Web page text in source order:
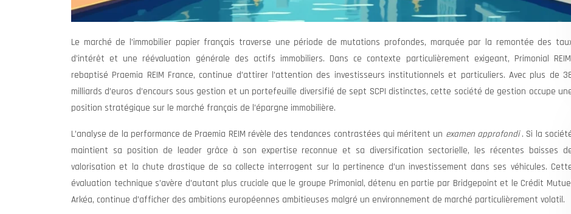
Le marché de l’immobilier papier français traverse une période de mutations profondes, marquée par la remontée des
d’intérêt et une réévaluation générale des actifs immobiliers. Dans ce contexte particulièrement exigeant, Primonial
rebaptisé Praemia REIM France, continue d’attirer l’attention des investisseurs institutionnels et particuliers. Avec plus de
milliards d’euros d’encours sous gestion et un portefeuille diversifié de sept SCPI distinctes, cette société de gestion occupe
position stratégique sur le marché français de l’épargne immobilière.
L’analyse de la performance de Praemia REIM révèle des tendances contrastées qui méritent un examen approfondi. Si la
maintient sa position de leader grâce à son expertise reconnue et sa diversification sectorielle, les récentes baisses
valorisation et la chute drastique de sa collecte interrogent sur la pertinence d’un investissement dans ses véhicules.
évaluation technique s’avère d’autant plus cruciale que le groupe Primonial, détenu en partie par Bridgepoint et le Crédit
Arkéa, continue d’afficher des ambitions européennes ambitieuses malgré un environnement de marché particulièrement volatil.